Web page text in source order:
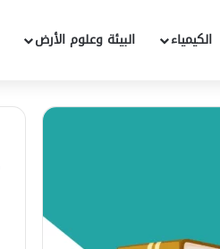
الكيمياء البيئة وعلوم الأرض